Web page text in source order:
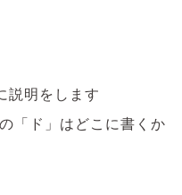
説明をします
「ド」はどこに書くか